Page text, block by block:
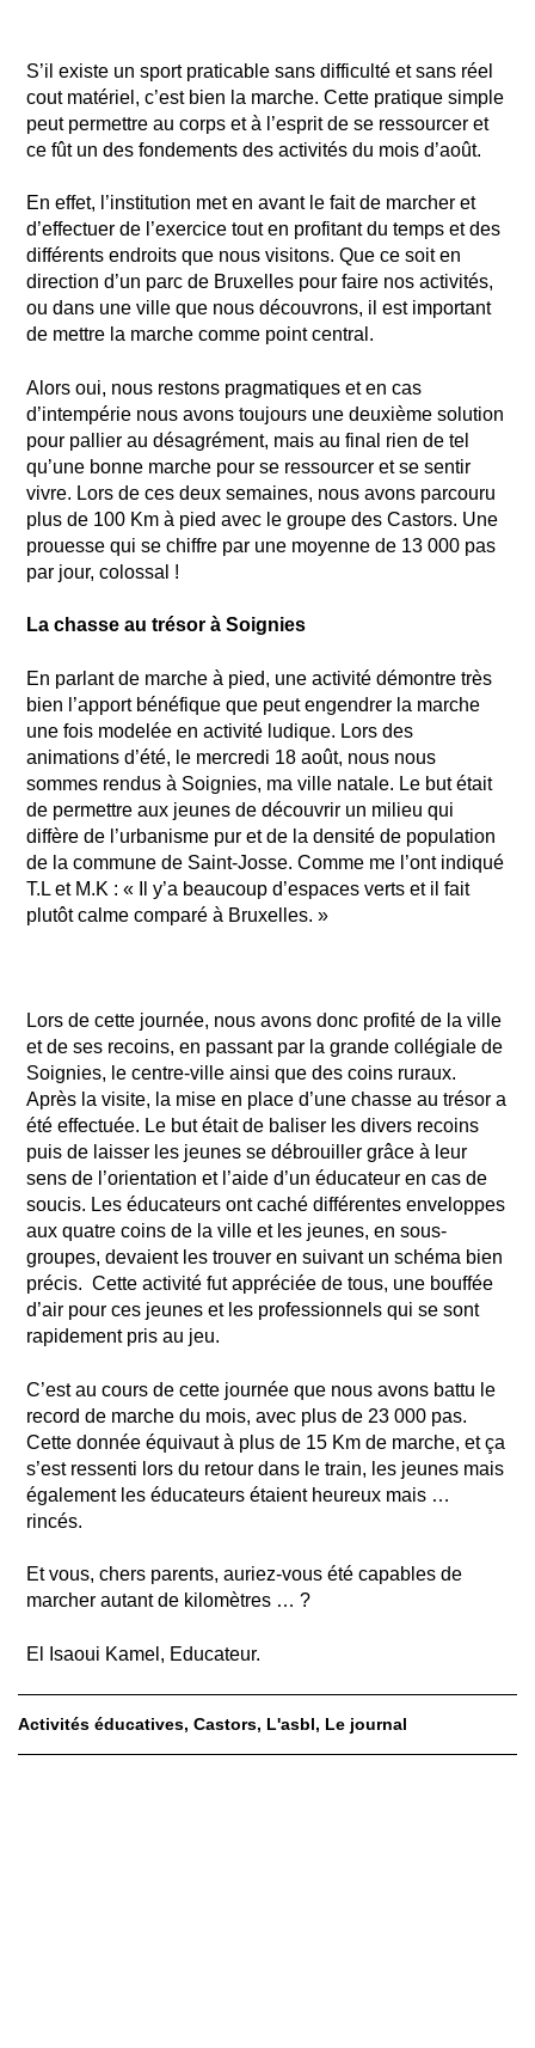
S’il existe un sport praticable sans difficulté et sans réel
cout matériel, c’est bien la marche. Cette pratique simple
peut permettre au corps et à l’esprit de se ressourcer et
ce fût un des fondements des activités du mois d’août.
En effet, l’institution met en avant le fait de marcher et
d’effectuer de l’exercice tout en profitant du temps et des
différents endroits que nous visitons. Que ce soit en
direction d’un parc de Bruxelles pour faire nos activités,
ou dans une ville que nous découvrons, il est important
de mettre la marche comme point central.
Alors oui, nous restons pragmatiques et en cas
d’intempérie nous avons toujours une deuxième solution
pour pallier au désagrément, mais au final rien de tel
qu’une bonne marche pour se ressourcer et se sentir
vivre. Lors de ces deux semaines, nous avons parcouru
plus de 100 Km à pied avec le groupe des Castors. Une
prouesse qui se chiffre par une moyenne de 13 000 pas
par jour, colossal !
La chasse au trésor à Soignies
En parlant de marche à pied, une activité démontre très
bien l’apport bénéfique que peut engendrer la marche
une fois modelée en activité ludique. Lors des
animations d’été, le mercredi 18 août, nous nous
sommes rendus à Soignies, ma ville natale. Le but était
de permettre aux jeunes de découvrir un milieu qui
diffère de l’urbanisme pur et de la densité de population
de la commune de Saint-Josse. Comme me l’ont indiqué
T.L et M.K : « Il y’a beaucoup d’espaces verts et il fait
plutôt calme comparé à Bruxelles. »
Lors de cette journée, nous avons donc profité de la ville
et de ses recoins, en passant par la grande collégiale de
Soignies, le centre-ville ainsi que des coins ruraux.
Après la visite, la mise en place d’une chasse au trésor a
été effectuée. Le but était de baliser les divers recoins
puis de laisser les jeunes se débrouiller grâce à leur
sens de l’orientation et l’aide d’un éducateur en cas de
soucis. Les éducateurs ont caché différentes enveloppes
aux quatre coins de la ville et les jeunes, en sous-
groupes, devaient les trouver en suivant un schéma bien
précis. Cette activité fut appréciée de tous, une bouffée
d’air pour ces jeunes et les professionnels qui se sont
rapidement pris au jeu.
C’est au cours de cette journée que nous avons battu le
record de marche du mois, avec plus de 23 000 pas.
Cette donnée équivaut à plus de 15 Km de marche, et ça
s’est ressenti lors du retour dans le train, les jeunes mais
également les éducateurs étaient heureux mais …
rincés.
Et vous, chers parents, auriez-vous été capables de
marcher autant de kilomètres … ?
El Isaoui Kamel, Educateur.
Activités éducatives Castors L'asbl Le journal